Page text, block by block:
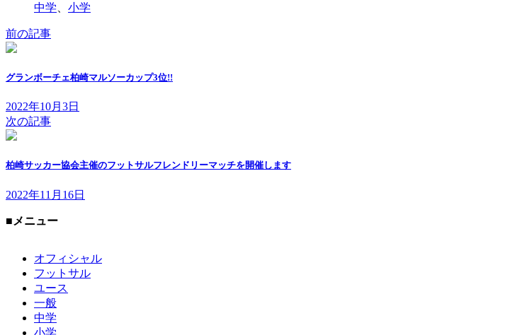
中学
小学
前の記事
グランボーチェ柏崎マルソーカップ3位!!
2022年10月3日
次の記事
柏崎サッカー協会主催のフットサルフレンドリーマッチを開催します
2022年11月16日
■メニュー
オフィシャル
フットサル
ユース
一般
中学
小学